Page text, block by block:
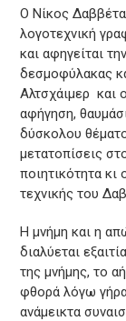
Ο Νίκος
λογοτεχνική
και αφηγείται
δεσμοφύλακας
Αλτσχάιμερ και
αφήγηση,
δύσκολου
μετατοπίσεις
ποιητικότητα κι
τεχνικής του
Η μνήμη και η
διαλύεται
της μνήμης, το
φθορά λόγω
ανάμεικτα